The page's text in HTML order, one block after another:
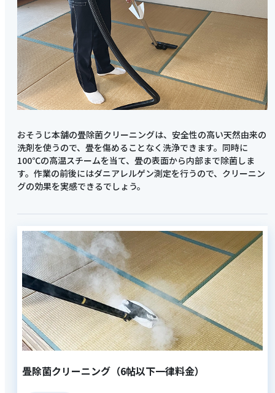
おそうじ本舗の畳除菌クリーニングは、安全性の高い天然由来の
洗剤を使うので、畳を傷めることなく洗浄できます。同時に
100℃の高温スチームを当て、畳の表面から内部まで除菌しま
す。作業の前後にはダニアレルゲン測定を行うので、クリーニン
グの効果を実感できるでしょう。
畳除菌クリーニング（6帖以下一律料金）